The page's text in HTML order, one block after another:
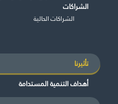
الشراكات
الشراكات الحالية
تأثيرنا
أهداف التنمية المستدامة